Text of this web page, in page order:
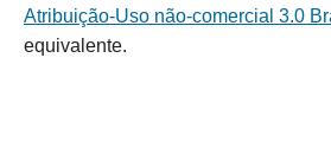
Atribuição-Uso não-comercial 3.0
equivalente.